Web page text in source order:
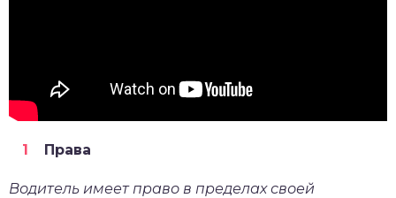
Права
Водитель имеет право в пределах своей